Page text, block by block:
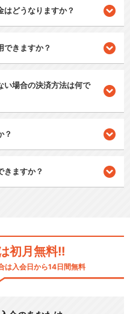
はどうなりますか？
できますか？
い場合の決済方法は何で
？
きますか？
初月無料!!
は入会日から14日間無料